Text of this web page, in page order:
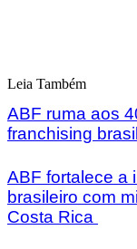
Leia Também
ABF ruma aos
franchising
ABF fortalece a
brasileiro com
Costa Rica